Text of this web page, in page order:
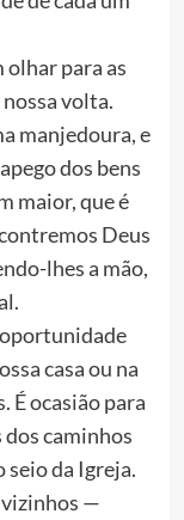
olhar para as
volta.
manjedoura, e
dos bens
maior, que é
Deus
lhes a mão,
casa ou na
É ocasião para
caminhos
seio da Igreja.
vizinhos —